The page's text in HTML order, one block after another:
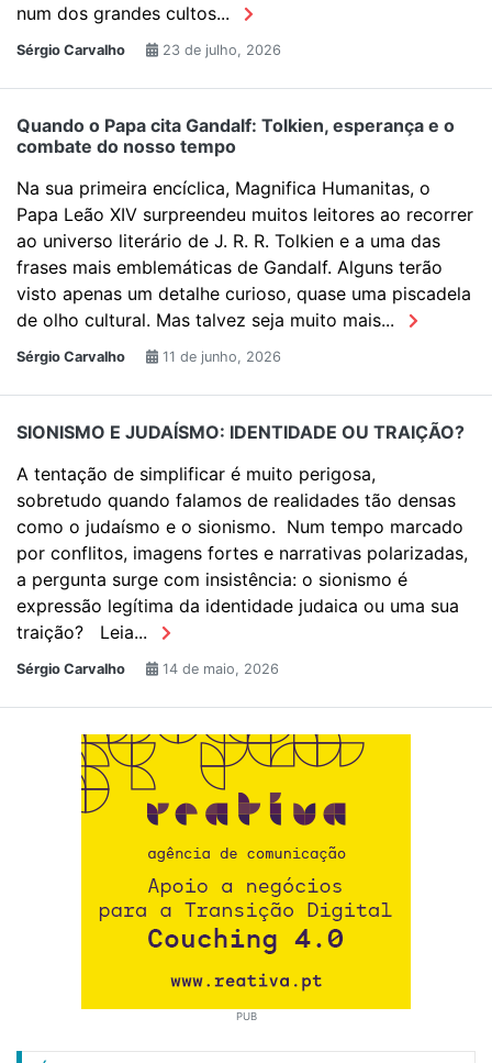
num dos grandes cultos...
Sérgio Carvalho 23 de julho, 2026
Quando o Papa cita Gandalf: Tolkien, esperança e o
combate do nosso tempo
Na sua primeira encíclica, Magnifica Humanitas, o
Papa Leão XIV surpreendeu muitos leitores ao recorrer
ao universo literário de J. R. R. Tolkien e a uma das
frases mais emblemáticas de Gandalf. Alguns terão
visto apenas um detalhe curioso, quase uma piscadela
de olho cultural. Mas talvez seja muito mais...
Sérgio Carvalho 11 de junho, 2026
SIONISMO E JUDAÍSMO: IDENTIDADE OU TRAIÇÃO?
A tentação de simplificar é muito perigosa,
sobretudo quando falamos de realidades tão densas
como o judaísmo e o sionismo. Num tempo marcado
por conflitos, imagens fortes e narrativas polarizadas,
a pergunta surge com insistência: o sionismo é
expressão legítima da identidade judaica ou uma sua
traição? Leia...
Sérgio Carvalho 14 de maio, 2026
PUB